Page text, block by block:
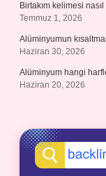
Birtakım kelimesi nasıl
Temmuz 1, 2026
Alüminyumun
Haziran 30, 2026
Alüminyum hangi
Haziran 20, 2026